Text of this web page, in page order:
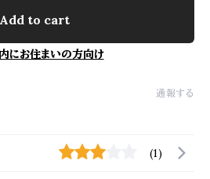
Add to cart
にお住まいの方向け
通報する
(1)